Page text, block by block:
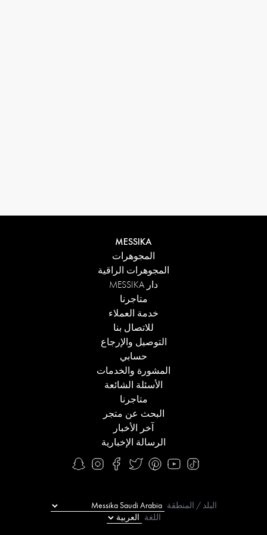
MESSIKA
المجوهرات
المجوهرات الراقية
دار MESSIKA
متاجرنا
خدمة العملاء
للاتصال بنا
التوصيل والإرجاع
حسابي
المشورة والخدمات
الأسئلة الشائعة
متاجرنا
البحث عن متجر
آخر الأخبار
الرسالة الإخبارية
البلد / المنطقة
اللغة